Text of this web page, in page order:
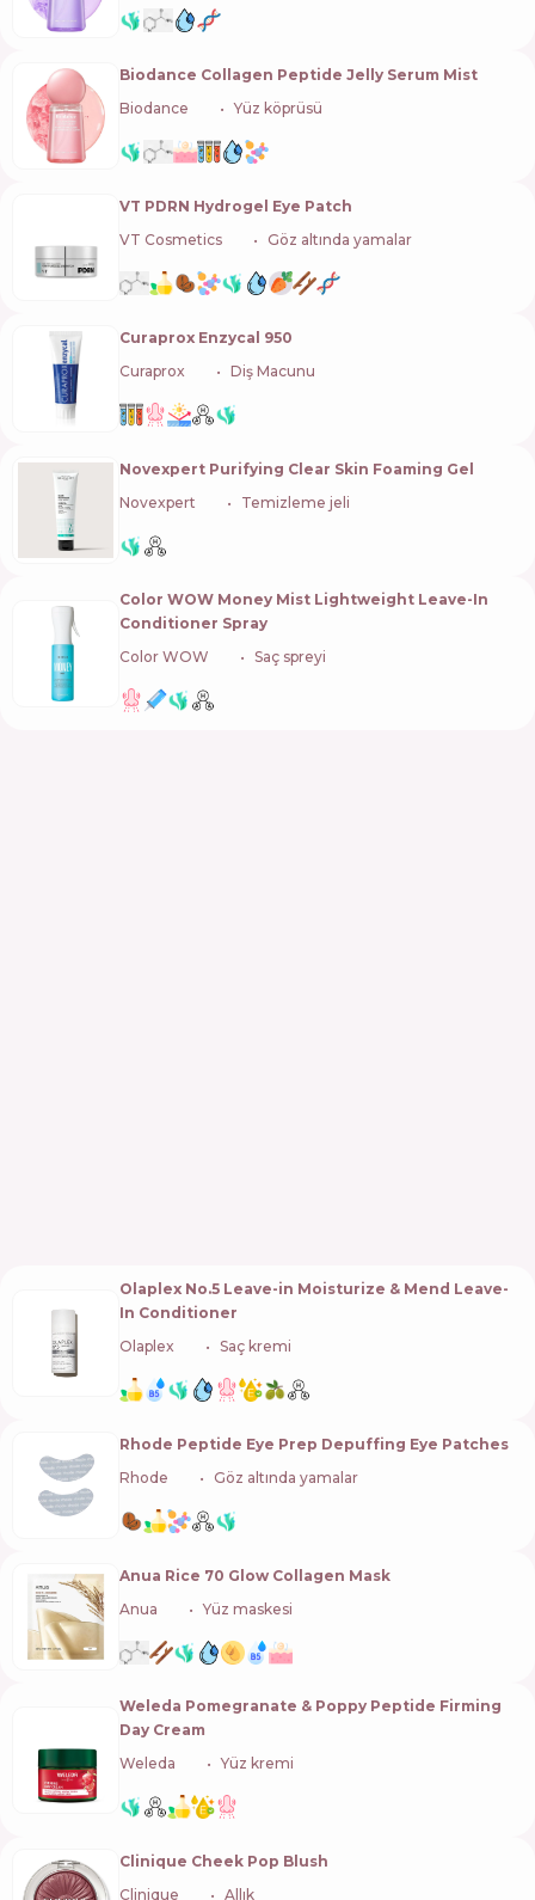
Biodance Collagen Peptide Jelly Serum Mist
Biodance
Yüz köprüsü
VT PDRN Hydrogel Eye Patch
VT Cosmetics
Göz altında yamalar
Curaprox Enzycal 950
Curaprox
Diş Macunu
Novexpert Purifying Clear Skin Foaming Gel
Novexpert
Temizleme jeli
Color WOW Money Mist Lightweight Leave-In
Conditioner Spray
Color WOW
Saç spreyi
Olaplex No.5 Leave-in Moisturize & Mend Leave-
In Conditioner
Olaplex
Saç kremi
Rhode Peptide Eye Prep Depuffing Eye Patches
Rhode
Göz altında yamalar
Anua Rice 70 Glow Collagen Mask
Anua
Yüz maskesi
Weleda Pomegranate & Poppy Peptide Firming
Day Cream
Weleda
Yüz kremi
Clinique Cheek Pop Blush
Clinique
Allık